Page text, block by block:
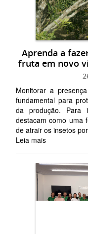
Aprenda a
fruta em novo
Monitorar a
fundamental para
da produção. Para
destacam como uma
de atrair os insetos
Leia mais